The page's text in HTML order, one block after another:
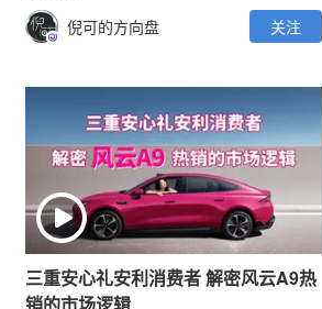
倪可的方向盘
关注
三重安心礼安利消费者 解密风云A9热